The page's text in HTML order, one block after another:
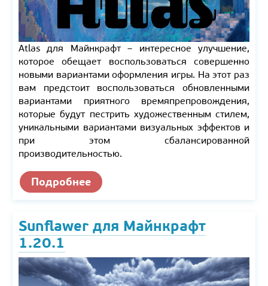
Atlas для Майнкрафт – интересное улучшение,
которое обещает воспользоваться совершенно
новыми вариантами оформления игры. На этот раз
вам предстоит воспользоваться обновленными
вариантами приятного времяпрепровождения,
которые будут пестрить художественным стилем,
уникальными вариантами визуальных эффектов и
при этом сбалансированной
производительностью.
Подробнее
Sunflawer для Майнкрафт
1.20.1